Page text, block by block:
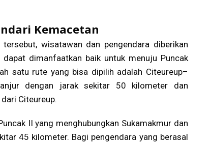
Kemacetan
wisatawan dan pengendara diberikan
dimanfaatkan baik untuk menuju Puncak
satu rute yang bisa dipilih adalah Citeureup–
dengan jarak sekitar 50 kilometer dan
Citeureup.
II yang menghubungkan Sukamakmur dan
45 kilometer. Bagi pengendara yang berasal